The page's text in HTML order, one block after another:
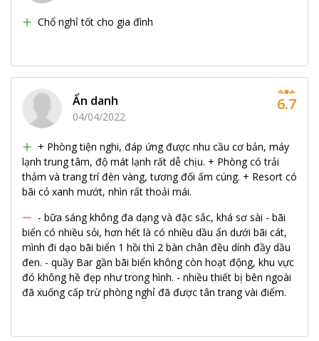
Chổ nghỉ tốt cho gia đình
Ẩn danh
04/04/2022
+ Phòng tiện nghi, đáp ứng được nhu cầu cơ bản, máy
lạnh trung tâm, độ mát lạnh rất dễ chịu. + Phòng có trải
thảm và trang trí đèn vàng, tương đối ấm cúng. + Resort có
bãi cỏ xanh mướt, nhìn rất thoải mái.
- bữa sáng không đa dạng và đặc sắc, khá sơ sài - bãi
biển có nhiều sỏi, hơn hết là có nhiều dầu ẩn dưới bãi cát,
mình đi dạo bãi biển 1 hồi thì 2 bàn chân đều dính đầy dầu
đen. - quầy Bar gần bãi biển không còn hoạt động, khu vực
đó không hề đẹp như trong hình. - nhiều thiết bị bên ngoài
đã xuống cấp trừ phòng nghỉ đã được tân trang vài điểm.
6.7